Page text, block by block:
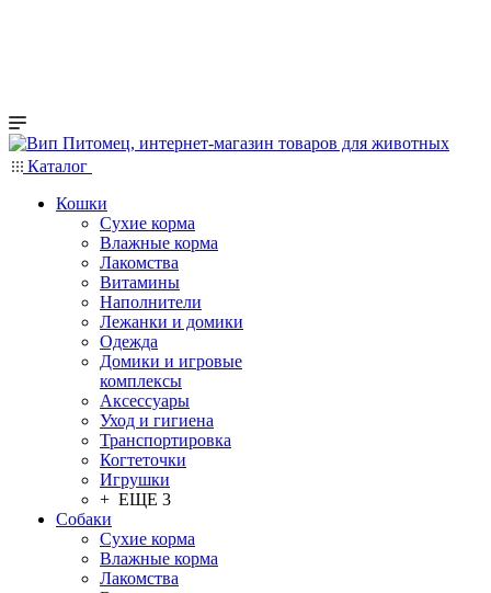
Каталог
Кошки
Сухие корма
Влажные корма
Лакомства
Витамины
Наполнители
Лежанки и домики
Одежда
Домики и игровые
комплексы
Аксессуары
Уход и гигиена
Транспортировка
Когтеточки
Игрушки
+ ЕЩЕ 3
Собаки
Сухие корма
Влажные корма
Лакомства